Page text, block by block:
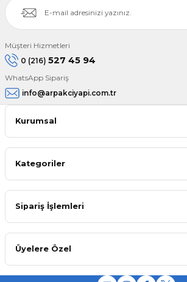
Müşteri Hizmetleri
0 (216) 527 45 94
WhatsApp Sipariş
info@arpakciyapi.com.tr
Kurumsal
Kategoriler
Sipariş İşlemleri
Üyelere Özel